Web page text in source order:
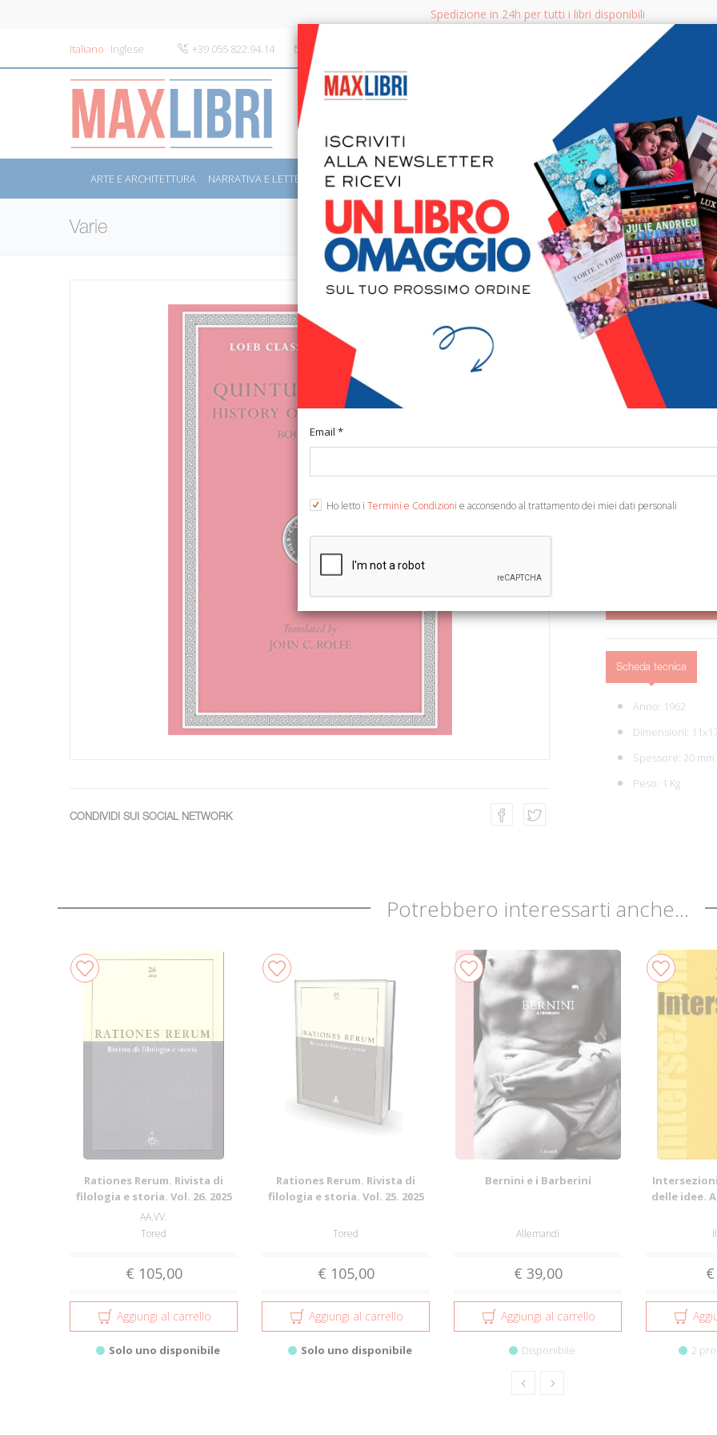
Spedizione in 24h per tutti i libri disponibili
Italiano Inglese +39 055 822.94.14 info@maxlibri.it
CERCA
ARTE E ARCHITETTURA NARRATIVA E LETTERATURA SAGGISTICA LIBRI PER BAMBINI E RAGAZZI MANUALI - GUIDE - CORSI
Varie
CONDIVIDI SUI SOCIAL NETWORK
Quintus
Boos VI-X
€ 25,00
Categoria: Varie
Scheda tecnica
Anno: 1962
Dimensioni:
Spessore: 20 mm
Peso: 1 Kg
Potrebbero interessarti anche...
Rationes Rerum. Rivista di
filologia e storia. Vol. 26. 2025
AA.VV.
Tored
€ 105,00
Aggiungi al carrello
Solo uno disponibile
Rationes Rerum. Rivista di
filologia e storia. Vol. 25. 2025
Tored
€ 105,00
Aggiungi al carrello
Solo uno disponibile
Bernini e i Barberini
Allemandi
€ 39,00
Aggiungi al carrello
Disponibile
delle idee.
2
Email *
Ho letto i Termini e Condizioni e acconsendo al trattamento dei miei dati personali